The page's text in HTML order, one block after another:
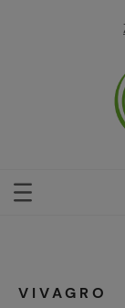
VIVAGRO